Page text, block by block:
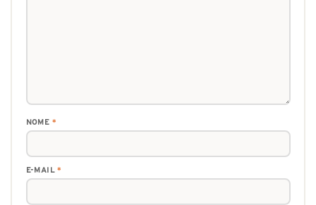
NOME *
E-MAIL*